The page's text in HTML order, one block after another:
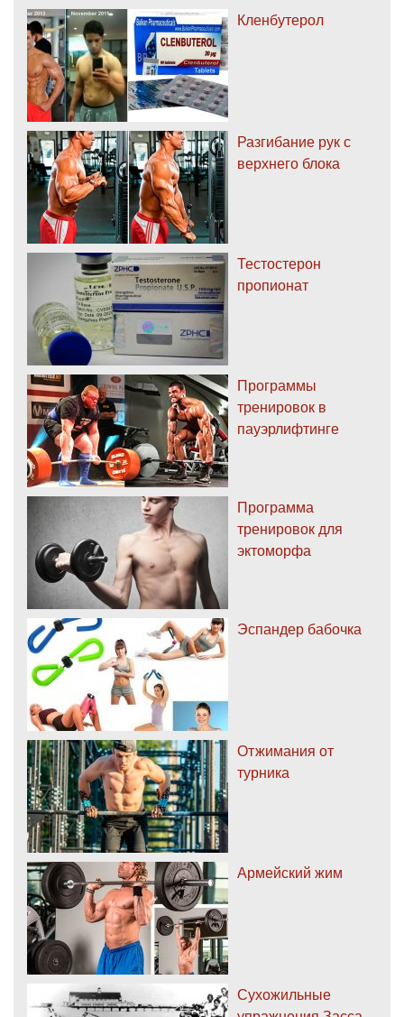
Кленбутерол
Разгибание рук с
верхнего блока
Тестостерон
пропионат
Программы
тренировок в
пауэрлифтинге
Программа
тренировок для
эктоморфа
Эспандер бабочка
Отжимания от
турника
Армейский жим
Сухожильные